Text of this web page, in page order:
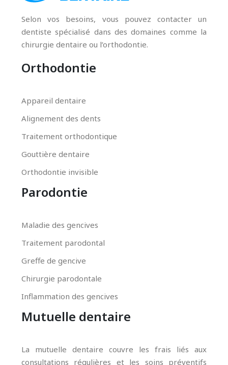
Selon vos besoins, vous pouvez contacter un
dentiste spécialisé dans des domaines comme la
chirurgie dentaire ou l’orthodontie.
Orthodontie
Appareil dentaire
Alignement des dents
Traitement orthodontique
Gouttière dentaire
Orthodontie invisible
Parodontie
Maladie des gencives
Traitement parodontal
Greffe de gencive
Chirurgie parodontale
Inflammation des gencives
Mutuelle dentaire
La mutuelle dentaire couvre les frais liés aux
consultations régulières et les soins préventifs